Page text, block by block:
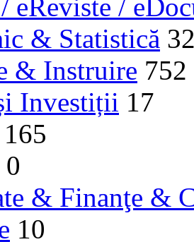
eReviste /
& Statistică
& Instruire 752
Investiții 17
165
0
& Finanţe &
10